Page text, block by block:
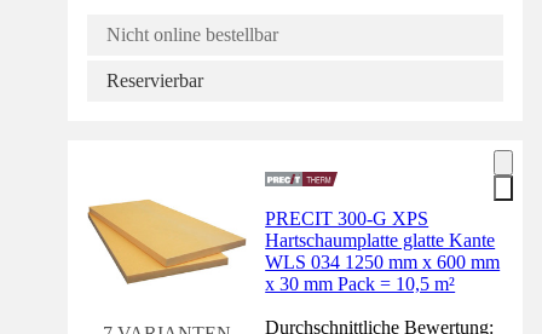
Nicht online bestellbar
Reservierbar
PRECIT 300-G XPS
Hartschaumplatte glatte Kante
WLS 034 1250 mm x 600 mm
x 30 mm Pack = 10,5 m²
Durchschnittliche Bewertung: